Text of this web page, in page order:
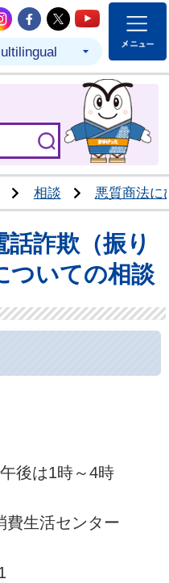
城市公式LINE
結城市公式Instagram
結城市公式
結城市公式
結城市
相談 悪質商法に
詐欺（振り
ついての相談
後は1時～4時
生活センター